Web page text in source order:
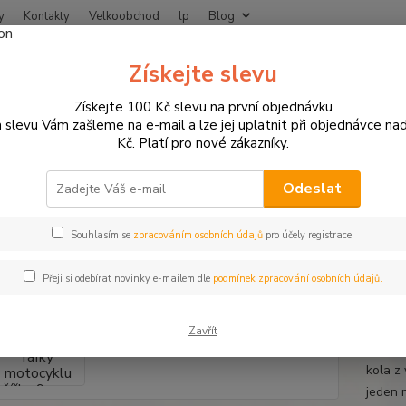
Kontakty Velkoobchod lp Blog
Hledat
Motodoplňky a příslušenství Proužky na ráfky Proužky na ráfky
na ráfky motocyklu šířka
kola z
jeden
Získejte slevu
Získejte 100 Kč slevu na první objednávku
slevu Vám zašleme na e-mail a lze jej uplatnit při objednávce
Kč. Platí pro nové zákazníky.
Odeslat
Souhlasím se zpracováním osobních údajů pro účely registrace.
Přeji si odebírat novinky e-mailem dle podmínek zpracování osobních údajů.
Zavřít